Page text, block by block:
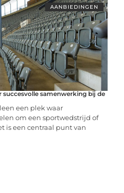
AANBIEDINGEN
succesvolle samenwerking bij de
een plek waar
om een sportwedstrijd of
is een centraal punt van